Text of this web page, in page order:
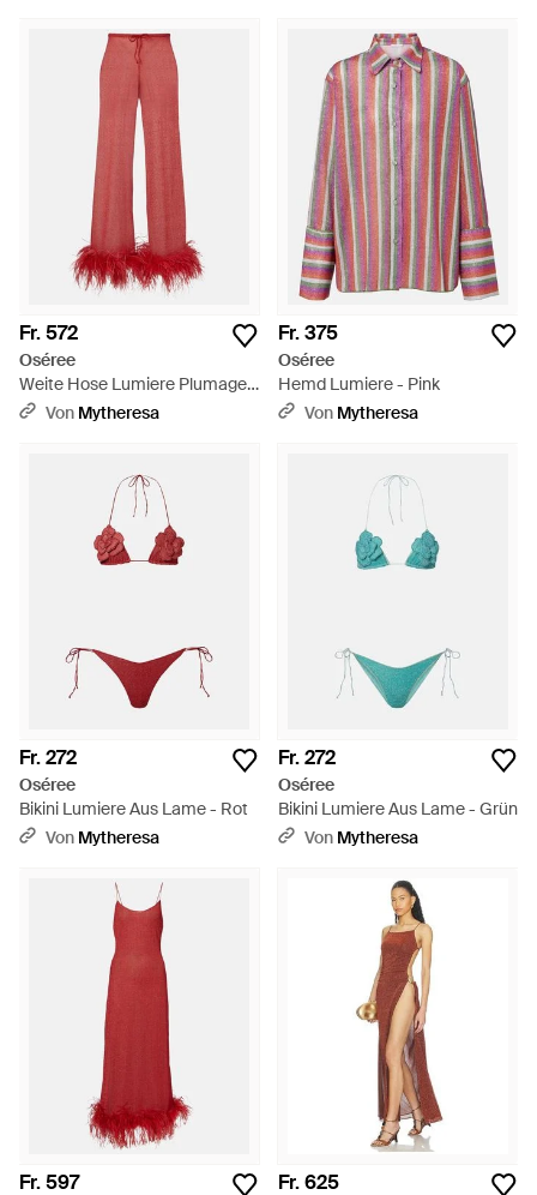
Fr. 572
Oséree
Weite Hose Lumiere Plumage -
RotVon Mytheresa
Fr. 375
Oséree
Hemd Lumiere - Pink
Von Mytheresa
Fr. 272
Oséree
Bikini Lumiere Aus Lame - Rot
Von Mytheresa
Fr. 272
Oséree
Bikini Lumiere Aus Lame - Grün
Von Mytheresa
Fr. 597 Fr. 625